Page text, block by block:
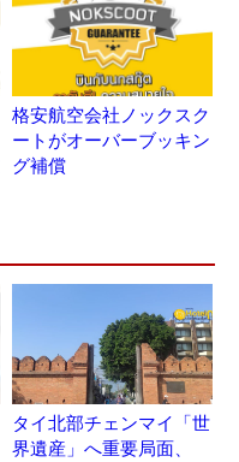
格安航空会社ノックスク
ートがオーバーブッキン
グ補償
タイ北部チェンマイ「世
界遺産」へ重要局面、